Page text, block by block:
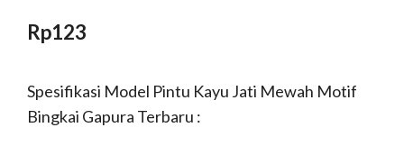
Rp123
Spesifikasi Model Pintu Kayu Jati Mewah Motif
Bingkai Gapura Terbaru :